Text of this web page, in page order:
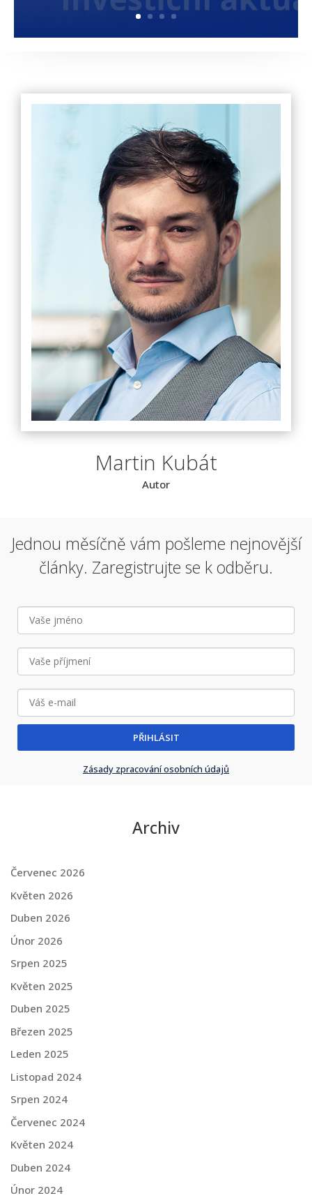
Martin Kubát
Autor
Jednou měsíčně vám pošleme nejnovější
články. Zaregistrujte se k odběru.
PŘIHLÁSIT
Zásady zpracování osobních údajů
Archiv
Červenec 2026
Květen 2026
Duben 2026
Únor 2026
Srpen 2025
Květen 2025
Duben 2025
Březen 2025
Leden 2025
Listopad 2024
Srpen 2024
Červenec 2024
Květen 2024
Duben 2024
Únor 2024